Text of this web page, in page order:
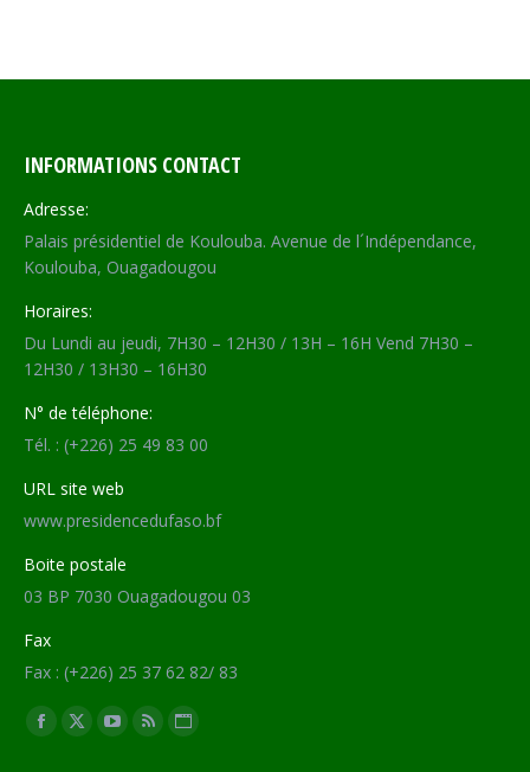
INFORMATIONS CONTACT
Adresse:
Palais présidentiel de Koulouba. Avenue de l´Indépendance,
Koulouba, Ouagadougou
Horaires:
Du Lundi au jeudi, 7H30 – 12H30 / 13H – 16H Vend 7H30 –
12H30 / 13H30 – 16H30
N° de téléphone:
Tél. : (+226) 25 49 83 00
URL site web
www.presidencedufaso.bf
Boite postale
03 BP 7030 Ouagadougou 03
Fax
Fax : (+226) 25 37 62 82/ 83
Trouvez nous sur :
Facebook
X
YouTube
RSS Site